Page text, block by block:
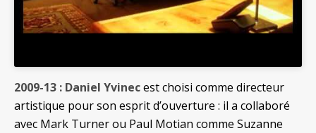
2009-13 : Daniel Yvinecest choisi comme directeur
artistique pour son esprit d’ouverture : il a collaboré
avec Mark Turnerou Paul Motian comme Suzanne